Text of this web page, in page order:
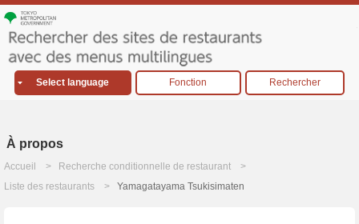
Select language Fonction Rechercher
À propos
Accueil
Recherche conditionnelle de restaurant
Liste des restaurants
Yamagatayama Tsukisimaten